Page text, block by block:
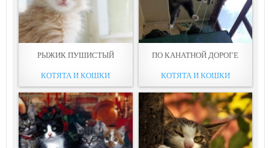
РЫЖИК ПУШИСТЫЙ
КОТЯТА И КОШКИ
ПО КАНАТНОЙ ДОРОГЕ
КОТЯТА И КОШКИ